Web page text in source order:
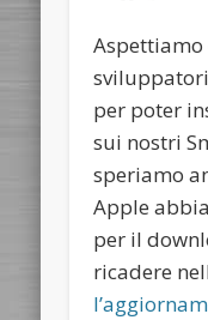
Aspettiamo
per poter
sui nostri
speriamo
Apple
per il
ricadere